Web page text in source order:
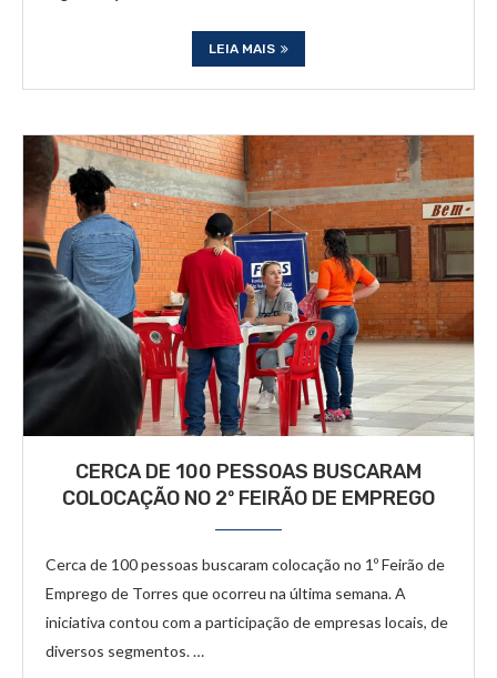
LEIA MAIS
CERCA DE 100 PESSOAS BUSCARAM
COLOCAÇÃO NO 2º FEIRÃO DE EMPREGO
Cerca de 100 pessoas buscaram colocação no 1º Feirão de
Emprego de Torres que ocorreu na última semana. A
iniciativa contou com a participação de empresas locais, de
diversos segmentos. …